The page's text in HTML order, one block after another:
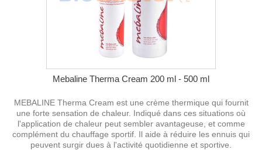
Mebaline Therma Cream 200 ml - 500 ml
MEBALINE Therma Cream est une crème thermique qui fournit
une forte sensation de chaleur. Indiqué dans ces situations où
l'application de chaleur peut sembler avantageuse, et comme
complément du chauffage sportif. Il aide à réduire les ennuis qui
peuvent surgir dues à l'activité quotidienne et sportive.